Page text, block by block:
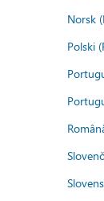
Norsk
Polski